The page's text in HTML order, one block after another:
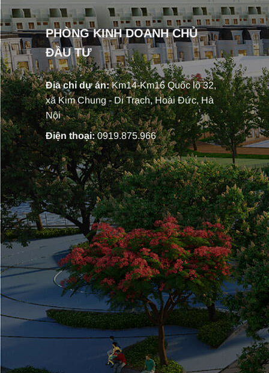
PHÒNG KINH DOANH CHỦ
ĐẦU TƯ
Địa chỉ dự án:Km14-Km16 Quốc lộ 32,
xã Kim Chung - Di Trạch, Hoài Đức, Hà
Nội
Điện thoại:0919.875.966